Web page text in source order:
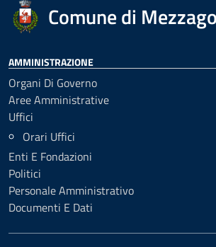
Comune di Mezzago
AMMINISTRAZIONE
Organi Di Governo
Aree Amministrative
Uffici
Orari Uffici
Enti E Fondazioni
Politici
Personale Amministrativo
Documenti E Dati